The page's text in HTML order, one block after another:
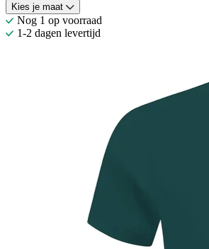
Kies je maat
Nog 1 op voorraad
1-2 dagen levertijd